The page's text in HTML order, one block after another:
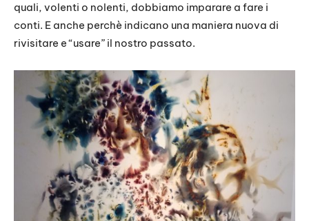
quali, volenti o nolenti, dobbiamo imparare a fare i
conti. E anche perchè indicano una maniera nuova di
rivisitare e “usare” il nostro passato.